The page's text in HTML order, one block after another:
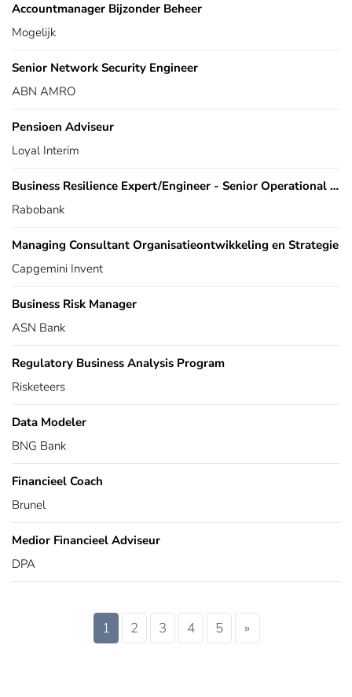
Accountmanager Bijzonder Beheer
Mogelijk
Senior Network Security Engineer
ABN AMRO
Pensioen Adviseur
Loyal Interim
Business Resilience Expert/Engineer - Senior Operational Continuity Manager
Rabobank
Managing Consultant Organisatieontwikkeling en Strategie
Capgemini Invent
Business Risk Manager
ASN Bank
Regulatory Business Analysis Program
Risketeers
Data Modeler
BNG Bank
Financieel Coach
Brunel
Medior Financieel Adviseur
DPA
1 2 3 4 5 »